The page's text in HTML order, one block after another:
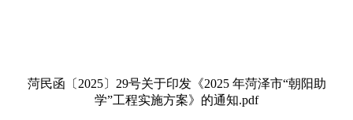
菏民函〔2025〕29号关于印发《2025 年菏泽市“朝阳助
学”工程实施方案》的通知.pdf